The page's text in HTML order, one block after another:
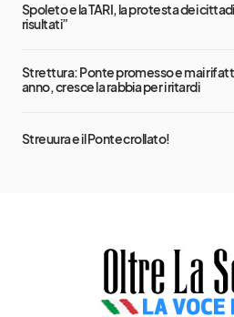
Spoleto e la TARI, la protesta dei
risultati”
Strettura: Ponte promesso e mai
anno, cresce la rabbia per i ritardi
Streuura e il Ponte crollato!